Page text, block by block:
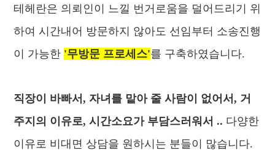
테헤란은 의뢰인이 느낄 번거로움을 덜어드리기 위
하여 시간내어 방문하지 않아도 선임부터 소송진행
이 가능한 '무방문 프로세스'를 구축하였습니다.
직장이 바빠서, 자녀를 맡아 줄 사람이 없어서, 거
주지의 이유로, 시간소요가 부담스러워서 .. 다양한
이유로 비대면 상담을 원하시는 분들이 많습니다.